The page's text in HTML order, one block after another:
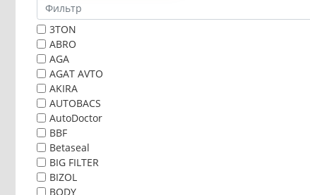
3TON
ABRO
AGA
AGAT AVTO
AKIRA
AUTOBACS
AutoDoctor
BBF
Betaseal
BIG FILTER
BIZOL
BODY